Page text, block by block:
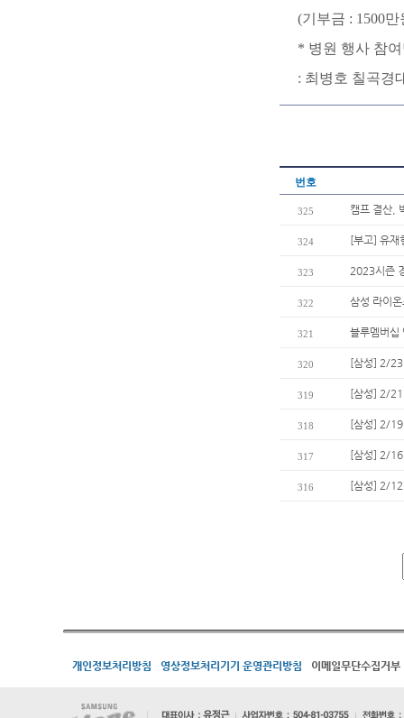
(기부금 : 1500만
* 병원 행사 참
: 최병호 칠곡경
번호
325 캠프 결산,
324 [부고] 유재
323 2023시즌
322 삼성 라이
321 블루멤버십
320 [삼성] 2/
319 [삼성] 2/
318 [삼성] 2/
317 [삼성] 2/
316 [삼성] 2/
개인정보처리방침 영상정보처리기기 운영관리방침 이메일무단수집거부